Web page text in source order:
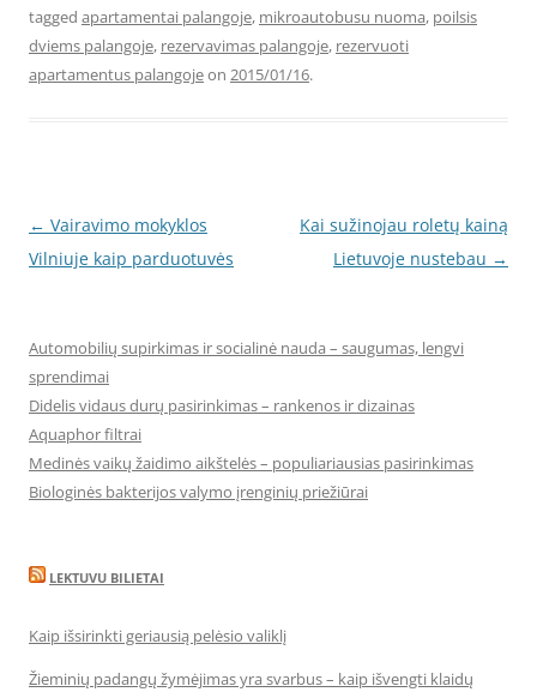
tagged apartamentai palangoje, mikroautobusu nuoma, poilsis
dviems palangoje, rezervavimas palangoje, rezervuoti
apartamentus palangojeon 2015/01/16.
Post
navigation
← Vairavimo mokyklos
Vilniuje kaip parduotuvės
Kai sužinojau roletų kainą
Lietuvoje nustebau →
Automobilių supirkimas ir socialinė nauda – saugumas, lengvi
sprendimai
Didelis vidaus durų pasirinkimas – rankenos ir dizainas
Aquaphor filtrai
Medinės vaikų žaidimo aikštelės – populiariausias pasirinkimas
Biologinės bakterijos valymo įrenginių priežiūrai
LEKTUVU BILIETAI
Kaip išsirinkti geriausią pelėsio valiklį
Žieminių padangų žymėjimas yra svarbus – kaip išvengti klaidų